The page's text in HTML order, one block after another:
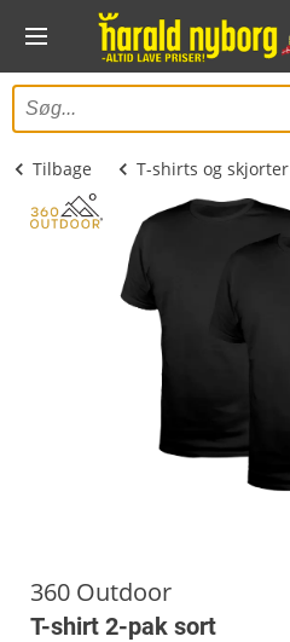
Tilbage T-shirts og skjorter
360 Outdoor
T-shirt 2-pak sort